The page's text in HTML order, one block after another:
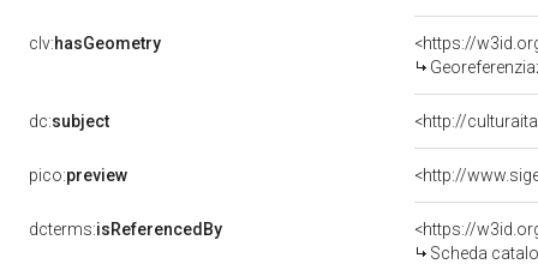
clv:hasGeometry
<https://
dc:subject <http://
pico:preview
dcterms:isReferencedBy
<https://
Scheda